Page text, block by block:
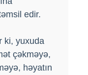
edir.
ki, yuxuda
çəkməyə,
həyatın